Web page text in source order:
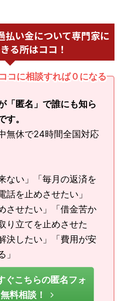
払い金について専門家に
る所はココ！
コに相談すれば０になる
「匿名」で誰にも知ら
す。
無休で24時間全国対応
ない」「毎月の返済を
話を止めさせたい」
させたい」「借金苦か
り立てを止めさせた
決したい」「費用が安
」
ぐこちらの匿名フォ
料相談！